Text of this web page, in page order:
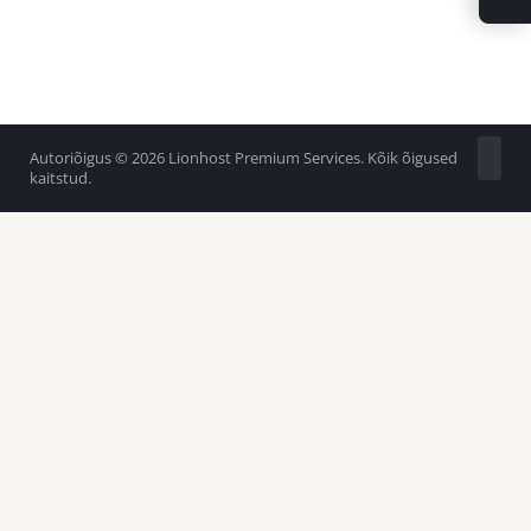
Autoriõigus © 2026 Lionhost Premium Services. Kõik õigused
kaitstud.